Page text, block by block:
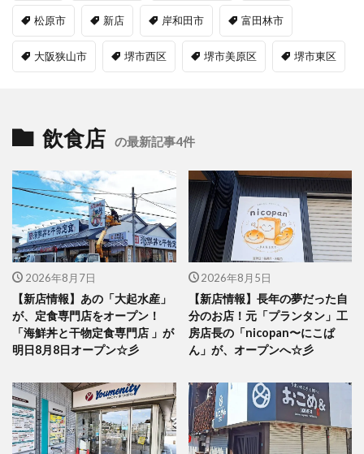
松原市 新店 岸和田市 富田林市
大阪狭山市 堺市西区 堺市美原区 堺市東区
飲食店 の最新記事4件
2026年8月7日
【新店情報】あの「大起水産」
が、定食専門店をオープン！
「海鮮丼と干物定食専門店 」が
明日8月8日オープン☆彡
2026年8月5日
【新店情報】長年の夢だった自
分のお店！元「プランタン」工
房店長の「nicopan〜にこぱ
ん」が、オープンへ☆彡